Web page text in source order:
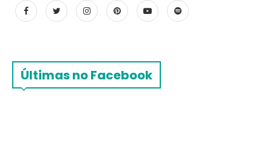
Últimas no Facebook